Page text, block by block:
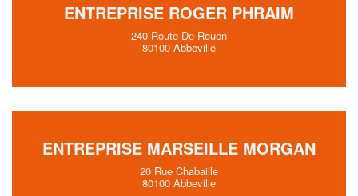
ENTREPRISE ROGER PHRAIM
240 Route De Rouen
80100 Abbeville
ENTREPRISE MARSEILLE MORGAN
20 Rue Chabaille
80100 Abbeville